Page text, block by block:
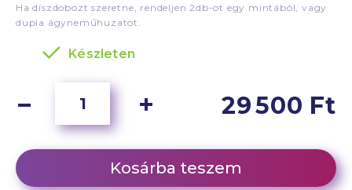
Ha díszdobozt szeretne, rendeljen 2db-ot egy mintából, vagy
dupla ágyneműhuzatot.
Készleten
29 500 Ft
Kosárba teszem